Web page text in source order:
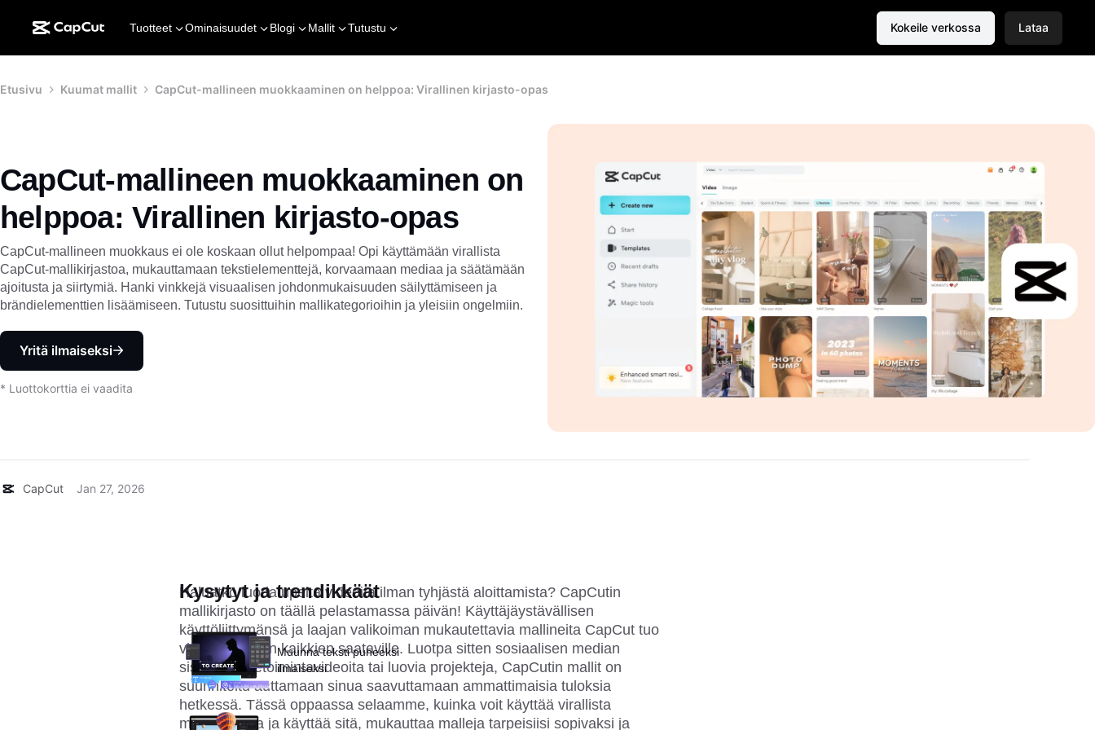
Tuotteet Ominaisuudet Blogi Mallit Tutustu Kokeile verkossa Lataa
Etusivu Kuumat mallit CapCut-mallineen muokkaaminen on helppoa: Virallinen kirjasto-opas
CapCut-mallineen muokkaaminen on
helppoa: Virallinen kirjasto-opas
CapCut-mallineen muokkaus ei ole koskaan ollut helpompaa! Opi käyttämään virallista
CapCut-mallikirjastoa, mukauttamaan tekstielementtejä, korvaamaan mediaa ja säätämään
ajoitusta ja siirtymiä. Hanki vinkkejä visuaalisen johdonmukaisuuden säilyttämiseen ja
brändielementtien lisäämiseen. Tutustu suosittuihin mallikategorioihin ja yleisiin ongelmiin.
Yritä ilmaiseksi
* Luottokorttia ei vaadita
CapCut Jan 27, 2026
Haluatko luoda upeita videoita ilman tyhjästä aloittamista? CapCutin
mallikirjasto on täällä pelastamassa päivän! Käyttäjäystävällisen
käyttöliittymänsä ja laajan valikoiman mukautettavia mallineita CapCut tuo
videoeditoinnin kaikkien saataville. Luotpa sitten sosiaalisen median
sisältöä, liiketoimintavideoita tai luovia projekteja, CapCutin mallit on
suunniteltu auttamaan sinua saavuttamaan ammattimaisia tuloksia
hetkessä. Tässä oppaassa selaamme, kuinka voit käyttää virallista
mallikirjastoa ja käyttää sitä, mukauttaa malleja tarpeisiisi sopivaksi ja
Kysytyt ja trendikkäät
Muunna teksti puheeksi
ilmaiseksi